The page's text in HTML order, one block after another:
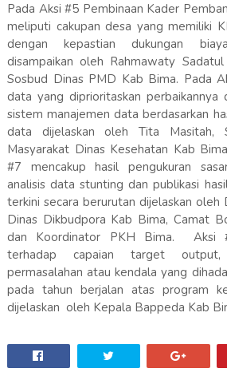
Pada Aksi #5 Pembinaan Kader
meliputi cakupan desa yang memiliki
dengan kepastian dukungan
disampaikan oleh Rahmawaty
Sosbud Dinas PMD Kab Bima. Pada
data yang diprioritaskan perbaikannya
sistem manajemen data berdasarkan
data dijelaskan oleh Tita Masitah,
Masyarakat Dinas Kesehatan Kab
#7 mencakup hasil pengukuran
analisis data stunting dan publikasi
terkini secara berurutan dijelaskan oleh
Dinas Dikbudpora Kab Bima, Camat
dan Koordinator PKH Bima. Aksi
terhadap capaian target output,
permasalahan atau kendala yang
pada tahun berjalan atas program
dijelaskan oleh Kepala Bappeda Kab